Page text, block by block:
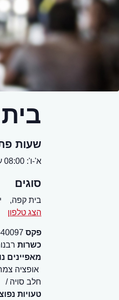
שעות
א'-ו': 08:00 עד אחרון הלקוחות
סוגים
בית קפה,
הצג טלפון
פקס
כשרות
מאפיינים
אופציה
חלב סויה
טעויות